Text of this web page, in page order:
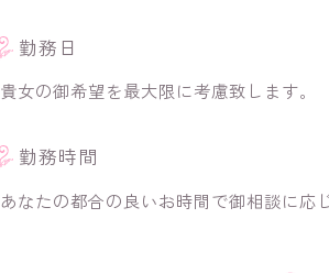
勤務日
貴女の御希望を最大限に考慮致します。
勤務時間
あなたの都合の良いお時間で御相談に応